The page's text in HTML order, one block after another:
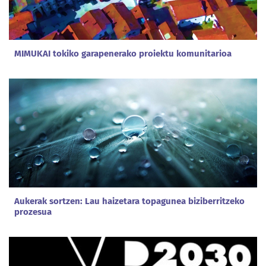
MIMUKAI tokiko garapenerako proiektu komunitarioa
Aukerak sortzen: Lau haizetara topagunea biziberritzeko
prozesua